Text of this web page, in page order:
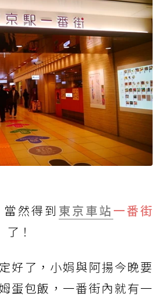
然得到 東京車站 一番街
了！
好了，小娟與阿揚今晚要
蛋包飯，一番街內就有一